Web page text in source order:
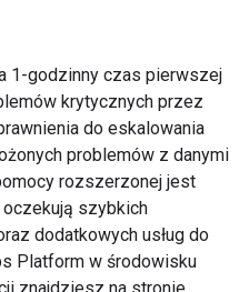
1-godzinny czas pierwszej
krytycznych przez
do eskalowania
problemów z danymi
rozszerzonej jest
szybkich
dodatkowych usług do
Platform w środowisku